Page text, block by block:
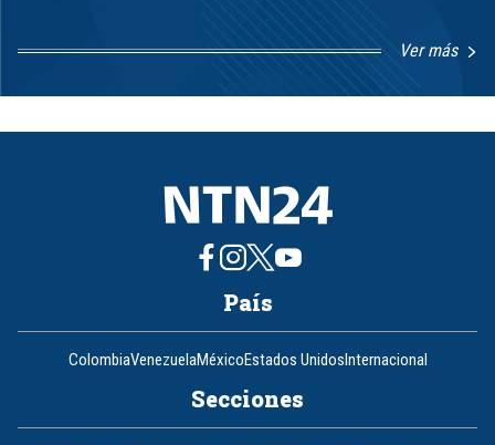
Ver más
1
8
País
ColombiaVenezuelaMéxicoEstados UnidosInternacional
Secciones